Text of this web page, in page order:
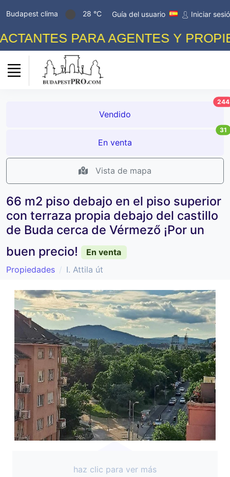
Budapest clima 28 °C Guía del usuario Iniciar
PARA AGENTES Y
Vendido
244
En venta
31
Vista de mapa
66 m2 piso debajo en el piso superior
con terraza propia debajo del castillo
de Buda cerca de Vérmező ¡Por un
buen precio!
En venta
Propiedades
I. Attila út
haz clic para ver más